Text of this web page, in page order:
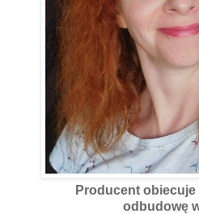
Producent
odbudowę